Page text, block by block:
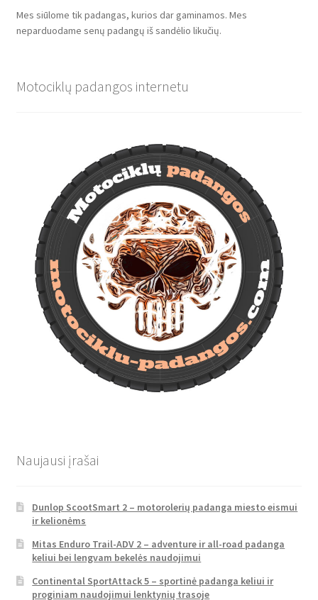
Mes siūlome tik padangas, kurios dar gaminamos. Mes
neparduodame senų padangų iš sandėlio likučių.
Motociklų padangos internetu
Naujausi įrašai
Dunlop ScootSmart 2 – motorolerių padanga miesto eismui
ir kelionėms
Mitas Enduro Trail-ADV 2 – adventure ir all-road padanga
keliui bei lengvam bekelės naudojimui
Continental SportAttack 5 – sportinė padanga keliui ir
proginiam naudojimui lenktynių trasoje